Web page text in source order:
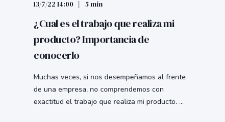
13/7/22 14:00 5 min
¿Cual es el trabajo que realiza mi
producto? Importancia de
conocerlo
Muchas veces, si nos desempeñamos al frente
de una empresa, no comprendemos con
exactitud el trabajo que realiza mi producto. ...